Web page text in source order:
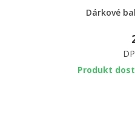
Dárkové
Produkt